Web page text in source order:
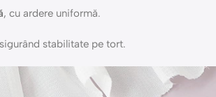
, cu ardere uniformă.
stabilitate pe tort.